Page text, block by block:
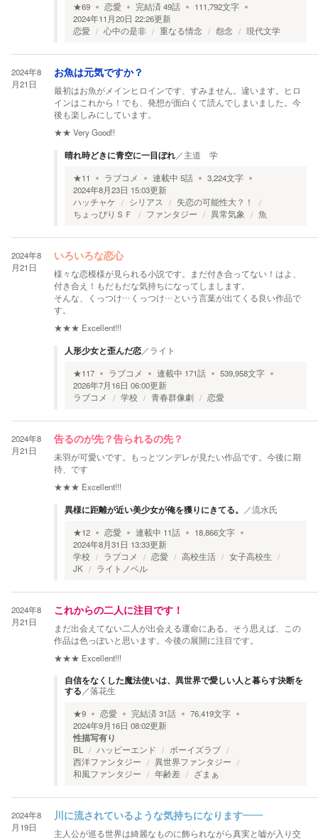
★69 恋愛 完結済49話 111,792文字
2024年11月20日 22:26更新
恋愛
心中の是非 重なる情念 怨念 現代文学
2024年8
月21日
お魚は元気ですか？
最初はお魚がメインヒロインです、すみません。違います。ヒロ
インはこれから！でも、発想が面白くて読んでしまいました。今
後も楽しみにしています。
★★ Very Good!!
晴れ時どきに青空に一目ぼれ／主道 学
★11 ラブコメ 連載中 5話 3,224文字
2024年8月23日 15:03更新
ハッチャケ
シリアス
失恋の可能性大？！
ちょっぴりＳＦ
ファンタジー 異常気象 魚
2024年8
月21日
いろいろな恋心
様々な恋模様が見られる小説です。まだ付き合ってない！はよ、
付き合え！もだもだな気持ちになってしまします。
そんな、くっつけ…くっつけ…という言葉が出てくる良い作品で
す。
★★★ Excellent!!!
人形少女と歪んだ恋／ライト
★117 ラブコメ 連載中 171話 539,958文字
2026年7月16日 06:00更新
ラブコメ
学校 青春群像劇 恋愛
2024年8
月21日
告るのが先？告られるの先？
未羽が可愛いです。もっとツンデレが見たい作品です。今後に期
待、です
★★★ Excellent!!!
異様に距離が近い美少女が俺を獲りにきてる。 ／流水氏
★12 恋愛 連載中 11話 18,866文字
2024年8月31日 13:33更新
学校
ラブコメ 恋愛 高校生活
女子高校生
JK
ライトノベル
2024年8
月21日
これからの二人に注目です！
まだ出会えてない二人が出会える運命にある。そう思えば、この
作品は色っぽいと思います。今後の展開に注目です。
★★★ Excellent!!!
自信をなくした魔法使いは、異世界で愛しい人と暮らす決断を
する ／落花生
★9 恋愛 完結済31話 76,419文字
2024年9月16日 08:02更新
性描写有り
BL ハッピーエンド
ボーイズラブ
西洋ファンタジー
異世界ファンタジー
和風ファンタジー
年齢差 ざまぁ
2024年8
月19日
川に流されているような気持ちになります――
主人公が巡る世界は綺麗なものに飾られながら真実と嘘が入り交